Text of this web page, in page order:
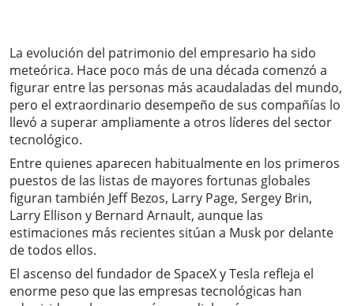
La evolución del patrimonio del empresario ha sido
meteórica. Hace poco más de una década comenzó a
figurar entre las personas más acaudaladas del mundo,
pero el extraordinario desempeño de sus compañías lo
llevó a superar ampliamente a otros líderes del sector
tecnológico.
Entre quienes aparecen habitualmente en los primeros
puestos de las listas de mayores fortunas globales
figuran también Jeff Bezos, Larry Page, Sergey Brin,
Larry Ellison y Bernard Arnault, aunque las
estimaciones más recientes sitúan a Musk por delante
de todos ellos.
El ascenso del fundador de SpaceX y Tesla refleja el
enorme peso que las empresas tecnológicas han